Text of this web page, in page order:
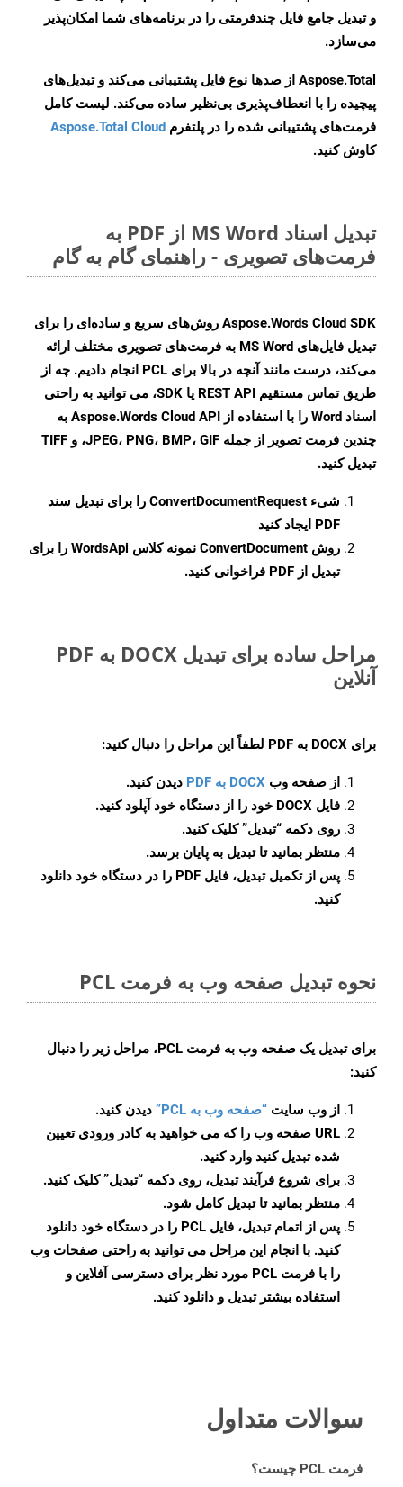
و تبدیل جامع فایل چندفرمتی را در برنامه‌های شما امکان‌پذیر
می‌سازد.
Aspose.Total از صدها نوع فایل پشتیبانی می‌کند و تبدیل‌های
پیچیده را با انعطاف‌پذیری بی‌نظیر ساده می‌کند. لیست کامل
فرمت‌های پشتیبانی شده را در پلتفرم Aspose.Total Cloud
کاوش کنید.
تبدیل اسناد MS Word از PDF به
فرمت‌های تصویری - راهنمای گام به گام
Aspose.Words Cloud SDK روش‌های سریع و ساده‌ای را برای
تبدیل فایل‌های MS Word به فرمت‌های تصویری مختلف ارائه
می‌کند، درست مانند آنچه در بالا برای PCL انجام دادیم. چه از
طریق تماس مستقیم REST API یا SDK، می توانید به راحتی
اسناد Word را با استفاده از Aspose.Words Cloud API به
چندین فرمت تصویر از جمله JPEG، PNG، BMP، GIF، و TIFF
تبدیل کنید.
شیء ConvertDocumentRequest را برای تبدیل سند
PDF ایجاد کنید
روش ConvertDocument
نمونه کلاس WordsApi را برای
تبدیل از PDF فراخوانی کنید.
مراحل ساده برای تبدیل DOCX به PDF
آنلاین
برای DOCX به PDF لطفاً این مراحل را دنبال کنید:
از صفحه وب DOCX به PDF
دیدن کنید.
فایل DOCX خود را از دستگاه خود آپلود کنید.
روی دکمه “تبدیل”کلیک کنید.
منتظر بمانید تا تبدیل به پایان برسد.
پس از تکمیل تبدیل، فایل PDF را در دستگاه خود دانلود
کنید.
نحوه تبدیل صفحه وب به فرمت PCL
برای تبدیل یک صفحه وب به فرمت PCL، مراحل زیر را دنبال
کنید:
از وب سایت “صفحه وب به PCL”
دیدن کنید.
URL صفحه وب را که می خواهید به کادر ورودی تعیین
شده تبدیل کنید وارد کنید.
برای شروع فرآیند تبدیل، روی دکمه “تبدیل” کلیک کنید.
منتظر بمانید تا تبدیل کامل شود.
پس از اتمام تبدیل، فایل PCL را در دستگاه خود دانلود
کنید. با انجام این مراحل می توانید به راحتی صفحات وب
را با فرمت PCL مورد نظر برای دسترسی آفلاین و
استفاده بیشتر تبدیل و دانلود کنید.
سوالات متداول
فرمت PCL چیست؟